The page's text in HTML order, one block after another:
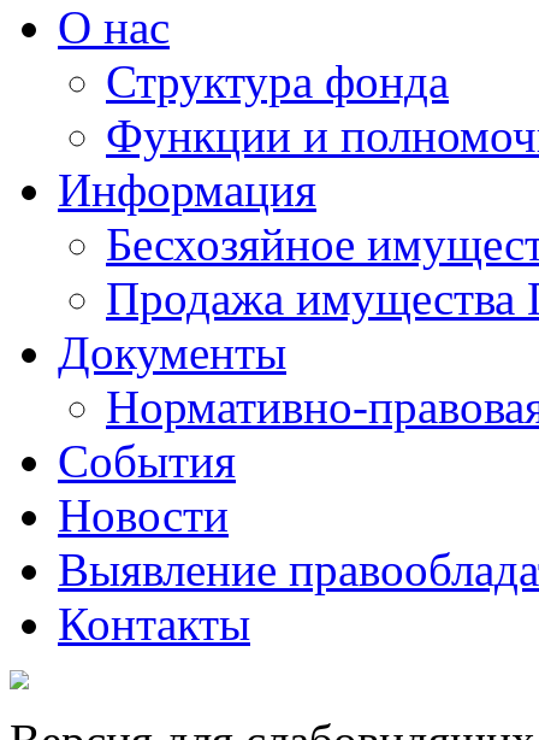
О нас
Структура фонда
Функции и
Информация
Бесхозяйное
Продажа имущества
Документы
Нормативно-
События
Новости
Выявление
Контакты